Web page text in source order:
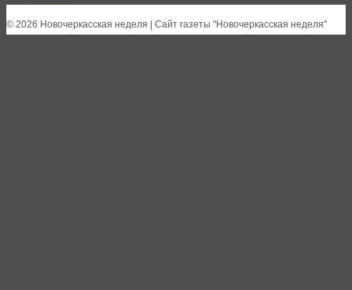
© 2026 Новочеркасская неделя | Сайт газеты "Новочеркасская неделя"